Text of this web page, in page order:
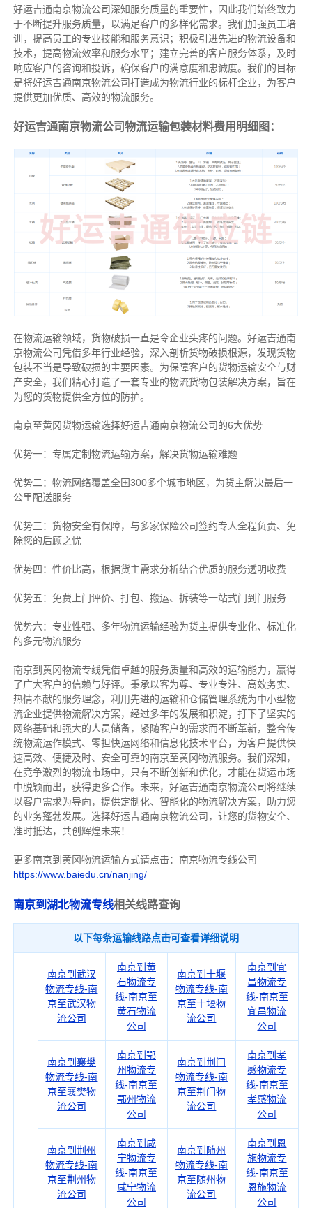
好运吉通南京物流公司深知服务质量的重要性，因此我们始终致力
于不断提升服务质量，以满足客户的多样化需求。我们加强员工培
训，提高员工的专业技能和服务意识；积极引进先进的物流设备和
技术，提高物流效率和服务水平；建立完善的客户服务体系，及时
响应客户的咨询和投诉，确保客户的满意度和忠诚度。我们的目标
是将好运吉通南京物流公司打造成为物流行业的标杆企业，为客户
提供更加优质、高效的物流服务。
好运吉通南京物流公司物流运输包装材料费用明细图：
在物流运输领域，货物破损一直是令企业头疼的问题。好运吉通南
京物流公司凭借多年行业经验，深入剖析货物破损根源，发现货物
包装不当是导致破损的主要因素。为保障客户的货物运输安全与财
产安全，我们精心打造了一套专业的物流货物包装解决方案，旨在
为您的货物提供全方位的防护。
南京至黄冈货物运输选择好运吉通南京物流公司的6大优势
优势一：专属定制物流运输方案，解决货物运输难题
优势二：物流网络覆盖全国300多个城市地区，为货主解决最后一
公里配送服务
优势三：货物安全有保障，与多家保险公司签约专人全程负责、免
除您的后顾之忧
优势四：性价比高，根据货主需求分析结合优质的服务透明收费
优势五：免费上门评价、打包、搬运、拆装等一站式门到门服务
优势六：专业性强、多年物流运输经验为货主提供专业化、标准化
的多元物流服务
南京到黄冈物流专线凭借卓越的服务质量和高效的运输能力，赢得
了广大客户的信赖与好评。 秉承以客为尊、专业专注、高效务实、
热情奉献的服务理念，利用先进的运输和仓储管理系统为中小型物
流企业提供物流解决方案，经过多年的发展和积淀，打下了坚实的
网络基础和强大的人员储备，紧随客户的需求而不断革新，整合传
统物流运作模式、零担快运网络和信息化技术平台，为客户提供快
速高效、便捷及时、安全可靠的南京至黄冈物流服务。 我们深知，
在竞争激烈的物流市场中，只有不断创新和优化，才能在货运市场
中脱颖而出，获得更多合作。 未来，好运吉通南京物流公司将继续
以客户需求为导向，提供定制化、智能化的物流解决方案，助力您
的业务蓬勃发展。选择好运吉通南京物流公司，让您的货物安全、
准时抵达，共创辉煌未来！
更多南京到黄冈物流运输方式请点击：南京物流专线公司
https://www.baiedu.cn/nanjing/
南京到湖北物流专线相关线路查询
以下每条运输线路点击可查看详细说明
南京到武汉
物流专线-南
京至武汉物
流公司
南京到黄
石物流专
线-南京至
黄石物流
公司
南京到十堰
物流专线-南
京至十堰物
流公司
南京到宜
昌物流专
线-南京至
宜昌物流
公司
南京到襄樊
物流专线-南
京至襄樊物
流公司
南京到鄂
州物流专
线-南京至
鄂州物流
公司
南京到荆门
物流专线-南
京至荆门物
流公司
南京到孝
感物流专
线-南京至
孝感物流
公司
南京到荆州
物流专线-南
京至荆州物
流公司
南京到咸
宁物流专
线-南京至
咸宁物流
公司
南京到随州
物流专线-南
京至随州物
流公司
南京到恩
施物流专
线-南京至
恩施物流
公司